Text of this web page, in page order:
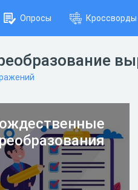
Опросы Кроссворды